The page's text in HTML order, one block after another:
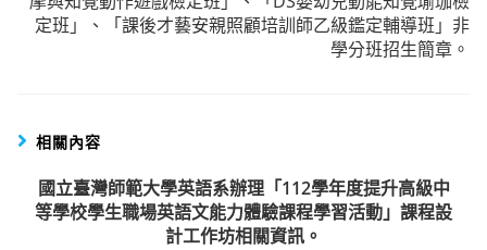
定班」、「課後才藝安親照顧培訓師乙級鑑定輔導班」非
學分班招生簡章。
相關內容
國立臺灣師範大學英語系辦理「112學年度提升高級中
等學校學生職場英語文能力體驗課程學習活動」課程設
計工作坊相關資訊。